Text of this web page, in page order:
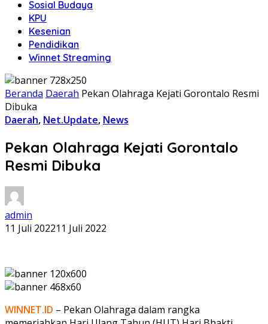
Sosial Budaya
KPU
Kesenian
Pendidikan
Winnet Streaming
Beranda Daerah Pekan Olahraga Kejati Gorontalo Resmi
Dibuka
Daerah, Net.Update, News
Pekan Olahraga Kejati Gorontalo
Resmi Dibuka
admin
11 Juli 202211 Juli 2022
WINNET.ID – Pekan Olahraga dalam rangka